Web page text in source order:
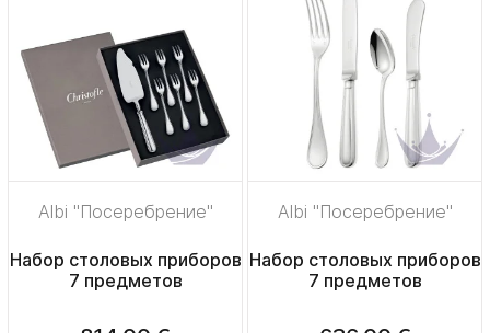
Albi "Посеребрение"
Набор столовых приборов
7 предметов
Albi "Посеребрение"
Набор столовых приборов
7 предметов